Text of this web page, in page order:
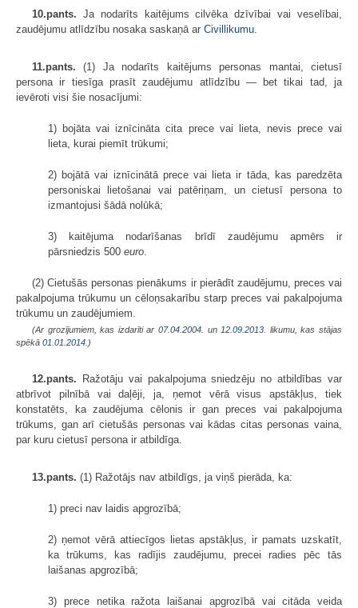
10.pants. Ja nodarīts kaitējums cilvēka dzīvībai vai veselībai,
zaudējumu atlīdzību nosaka saskaņā ar Civillikumu
11.pants. (1) Ja nodarīts kaitējums personas mantai, cietusī
persona ir tiesīga prasīt zaudējumu atlīdzību — bet tikai tad, ja
ievēroti visi šie nosacījumi:
1) bojāta vai iznīcināta cita prece vai lieta, nevis prece vai
lieta, kurai piemīt trūkumi;
2) bojātā vai iznīcinātā prece vai lieta ir tāda, kas paredzēta
personiskai lietošanai vai patēriņam, un cietusī persona to
izmantojusi šādā nolūkā;
3) kaitējuma nodarīšanas brīdī zaudējumu apmērs ir
pārsniedzis 500 euro
(2) Cietušās personas pienākums ir pierādīt zaudējumu, preces vai
pakalpojuma trūkumu un cēloņsakarību starp preces vai pakalpojuma
trūkumu un zaudējumiem.
(Ar grozījumiem, kas izdarīti ar 07.04.2004. un 12.09.2013 . likumu, kas stājas
spēkā 01.01.2014. )
12.pants. Ražotāju vai pakalpojuma sniedzēju no atbildības var
atbrīvot pilnībā vai daļēji, ja, ņemot vērā visus apstākļus, tiek
konstatēts, ka zaudējuma cēlonis ir gan preces vai pakalpojuma
trūkums, gan arī cietušās personas vai kādas citas personas vaina,
par kuru cietusī persona ir atbildīga.
13.pants. (1) Ražotājs nav atbildīgs, ja viņš pierāda, ka:
1) preci nav laidis apgrozībā;
2) ņemot vērā attiecīgos lietas apstākļus, ir pamats uzskatīt,
ka trūkums, kas radījis zaudējumu, precei radies pēc tās
laišanas apgrozībā;
3) prece netika ražota laišanai apgrozībā vai citāda veida